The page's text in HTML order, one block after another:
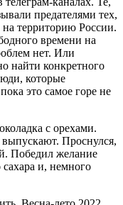
предателями тех,
территорию России.
времени на
нет. Или
найти конкретного
которые
это самое горе не
с орехами.
Проснулся,
Победил желание
и, немного